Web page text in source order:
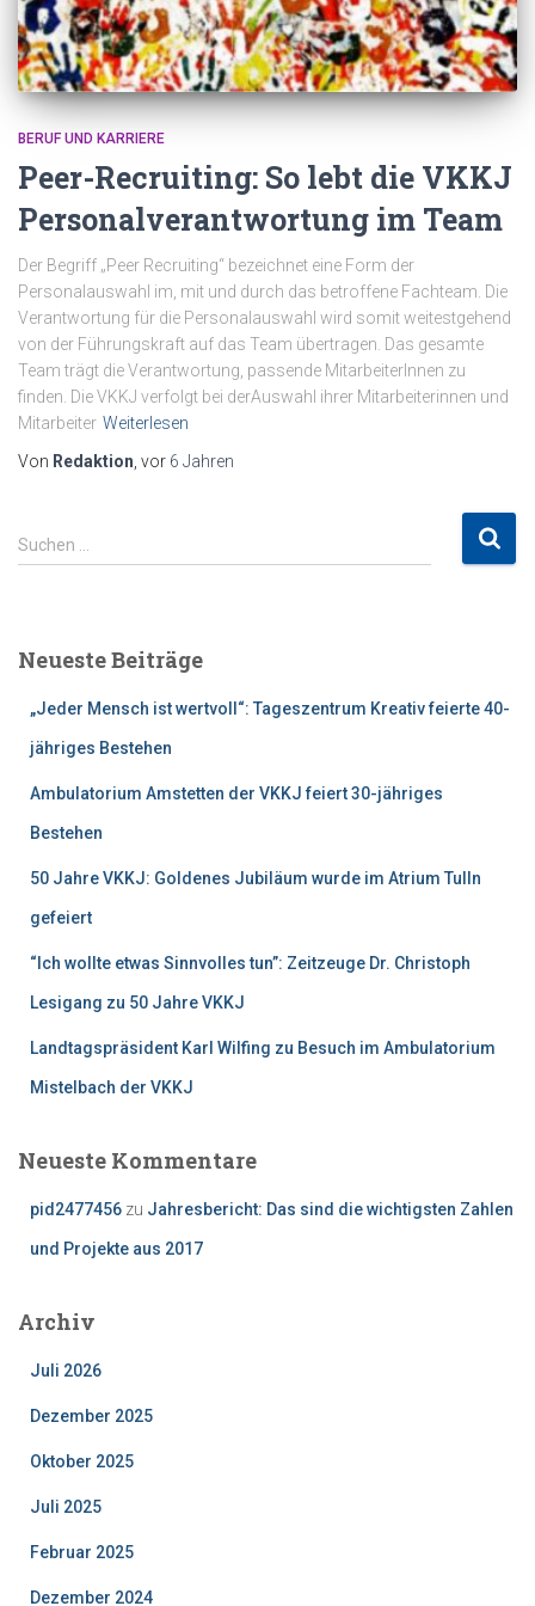
BERUF UND KARRIERE
Peer-Recruiting: So lebt die VKKJ
Personalverantwortung im Team
Der Begriff „Peer Recruiting“ bezeichnet eine Form der
Personalauswahl im, mit und durch das betroffene Fachteam. Die
Verantwortung für die Personalauswahl wird somit weitestgehend
von der Führungskraft auf das Team übertragen. Das gesamte
Team trägt die Verantwortung, passende MitarbeiterInnen zu
finden. Die VKKJ verfolgt bei derAuswahl ihrer Mitarbeiterinnen und
Mitarbeiter Weiterlesen
Von Redaktion , vor 6 Jahren
S
u
n
Suchen …
Neueste Beiträge
„Jeder Mensch ist wertvoll“: Tageszentrum Kreativ feierte 40-
jähriges Bestehen
Ambulatorium Amstetten der VKKJ feiert 30-jähriges
Bestehen
50 Jahre VKKJ: Goldenes Jubiläum wurde im Atrium Tulln
gefeiert
“Ich wollte etwas Sinnvolles tun”: Zeitzeuge Dr. Christoph
Lesigang zu 50 Jahre VKKJ
Landtagspräsident Karl Wilfing zu Besuch im Ambulatorium
Mistelbach der VKKJ
Neueste Kommentare
pid2477456 zu Jahresbericht: Das sind die wichtigsten Zahlen
und Projekte aus 2017
Archiv
Juli 2026
Dezember 2025
Oktober 2025
Juli 2025
Februar 2025
Dezember 2024